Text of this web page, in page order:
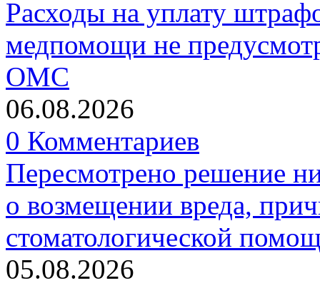
Расходы на уплату
медпомощи не
ОМС
06.08.2026
0 Комментариев
Пересмотрено решение
о возмещении вреда,
стоматологической
05.08.2026